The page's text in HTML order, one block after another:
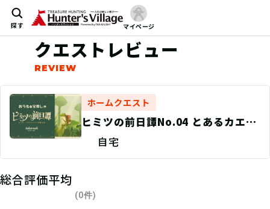
探す マイページ
クエストレビュー
ホームクエスト
ヒミツの前日譚No.04 とあるカエル
の素敵な旅
自宅
総合評価平均
(0件)